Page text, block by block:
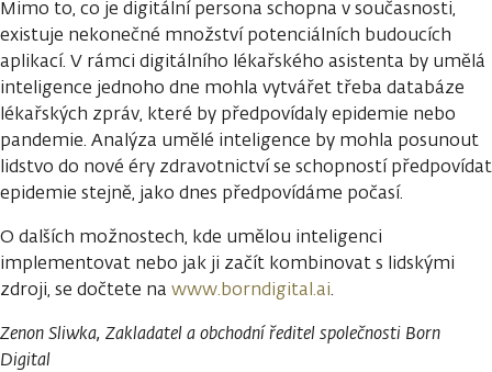
Mimo to, co je digitální persona schopna v současnosti,
existuje nekonečné množství potenciálních budoucích
aplikací. V rámci digitálního lékařského asistenta by umělá
inteligence jednoho dne mohla vytvářet třeba databáze
lékařských zpráv, které by předpovídaly epidemie nebo
pandemie. Analýza umělé inteligence by mohla posunout
lidstvo do nové éry zdravotnictví se schopností předpovídat
epidemie stejně, jako dnes předpovídáme počasí.
O dalších možnostech, kde umělou inteligenci
implementovat nebo jak ji začít kombinovat s lidskými
zdroji, se dočtete na www.borndigital.ai.
Zenon Sliwka, Zakladatel a obchodní ředitel společnosti Born
Digital